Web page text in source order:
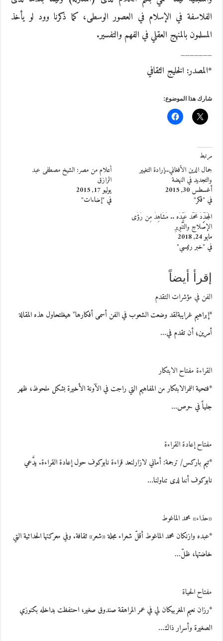
الفلاسفة في الإسلام في العصور الوسطى، كما ذكرنا وود لو يأخذ
المسلمون بالمنهج العقلي في الفهم والتفسير.
_______
*المصدر: الخليج الثقافي
شارك هذا الموضوع:
مرتبط
جمال الدين الأفغاني..إرادة التغيير
والتجديد في النهضة
أغسطس 30, 2015
في "فكر"
أعلام من مصر: الشيخ مصطفى عبد
الرازق
يوليو 17, 2015
في "إضاءات"
المُجَدِّدُ مُحَمَّد عَبْدُه .. مَشَاهِدٌ مِن رُؤَى
الإصْلاحِ والتَّنْوِيرِ
مايو 24, 2018
في "خبر رئيسي"
إقرأ أيضاً
الفن في مؤشرات التقدم
*إبراهيم غرايبةلقد وضعت الشعوب في الفن أسمى أفكارها" هيغلتحاول هذه المقالة
أمرين؛ أن تقدم في…
القراءة مفتاح الابتكار
*فتحية النمرالابتكار من المفاهيم التي راجت في الآونة الأخيرة بشكل ملحوظ، ظهر
جلياً في حرص…
مفتاح إعادة القراءة
*تيم باركس/ ترجمة: أماني لازارلنعد قراءة نابوكوف حول إعادة القراءة. يدَّعي
نابوكوف أننا لدى تناولنا…
«حذاء» محمد الماغوط
*عبده وازنكان محمد الماغوط أقلّ شعراء مجلة «شعر» ثقافة. وفي معركتها الحداثية التي
خاضتها، ظلّ…
مفتاح الحياة
*رزان نعيم المغربيكان لي في عمر المراهقة صندوق صغير، احتفظت بداخله بكنوزي
الصغيرة وأسرار ذاك…